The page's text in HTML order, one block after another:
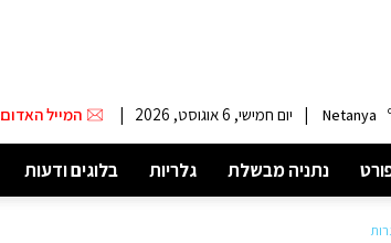
C
Netanya
| יום חמישי, 6 אוגוסט, 2026 | המייל האדום
נתניה מבשלת גלריות בלוגים ודעות